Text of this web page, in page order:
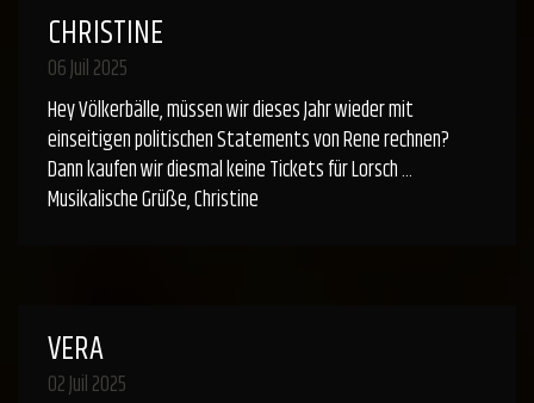
CHRISTINE
06 Juil 2025
Hey Völkerbälle, müssen wir dieses Jahr wieder mit
einseitigen politischen Statements von Rene rechnen?
Dann kaufen wir diesmal keine Tickets für Lorsch …
Musikalische Grüße, Christine
VERA
02 Juil 2025